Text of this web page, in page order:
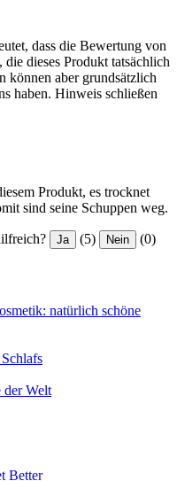
dass die Bewertung von
dieses Produkt tatsächlich
können aber grundsätzlich
haben. Hinweis schließen
Produkt, es trocknet
sind seine Schuppen weg.
Ja (5) Nein (0)
natürlich schöne
der Welt
Better